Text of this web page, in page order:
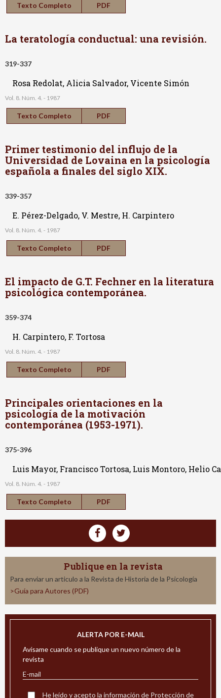
Texto Completo PDF
La teratología conductual: una revisión.
319-337
Rosa Redolat, Alicia Salvador, Vicente Simón
Vol. 8. Núm. 4. - 1987
Texto Completo PDF
Primer testimonio del influjo de la
Universidad de Lovaina en la psicología
española a finales del siglo XIX.
339-357
E. Pérez-Delgado, V. Mestre, H. Carpintero
Vol. 8. Núm. 4. - 1987
Texto Completo PDF
El impacto de G.T. Fechner en la literatura
psicológica contemporánea.
359-374
H. Carpintero, F. Tortosa
Vol. 8. Núm. 4. - 1987
Texto Completo PDF
Principales orientaciones en la
psicología de la motivación
contemporánea (1953-1971).
375-396
Luis Mayor, Francisco Tortosa, Luis Montoro, Helio
Vol. 8. Núm. 4. - 1987
Texto Completo PDF
Publique en la revista
Para enviar un articulo a la Revista de Historia de la Psicología
>Guía para Autores (PDF)
ALERTA POR E-MAIL
Avísame cuando se publique un nuevo número de la
revista
He leído y acepto la información de Protección de